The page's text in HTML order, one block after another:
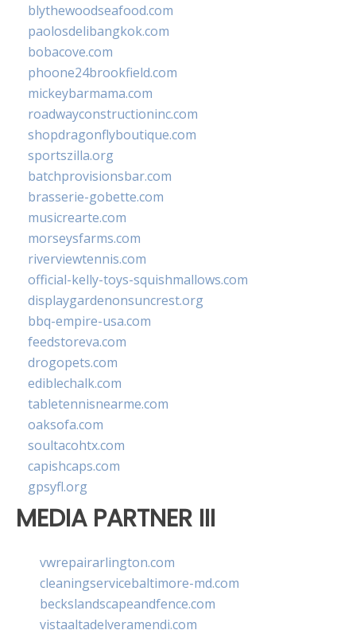
blythewoodseafood.com
paolosdelibangkok.com
bobacove.com
phoone24brookfield.com
mickeybarmama.com
roadwayconstructioninc.com
shopdragonflyboutique.com
sportszilla.org
batchprovisionsbar.com
brasserie-gobette.com
musicrearte.com
morseysfarms.com
riverviewtennis.com
official-kelly-toys-squishmallows.com
displaygardenonsuncrest.org
bbq-empire-usa.com
feedstoreva.com
drogopets.com
ediblechalk.com
tabletennisnearme.com
oaksofa.com
soultacohtx.com
capishcaps.com
gpsyfl.org
MEDIA PARTNER III
vwrepairarlington.com
cleaningservicebaltimore-md.com
beckslandscapeandfence.com
vistaaltadelveramendi.com